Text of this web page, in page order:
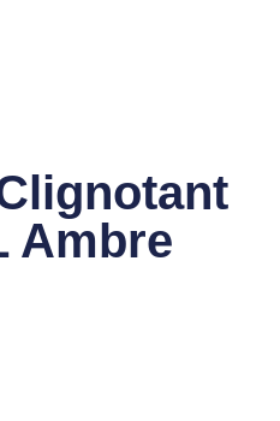
Ambre